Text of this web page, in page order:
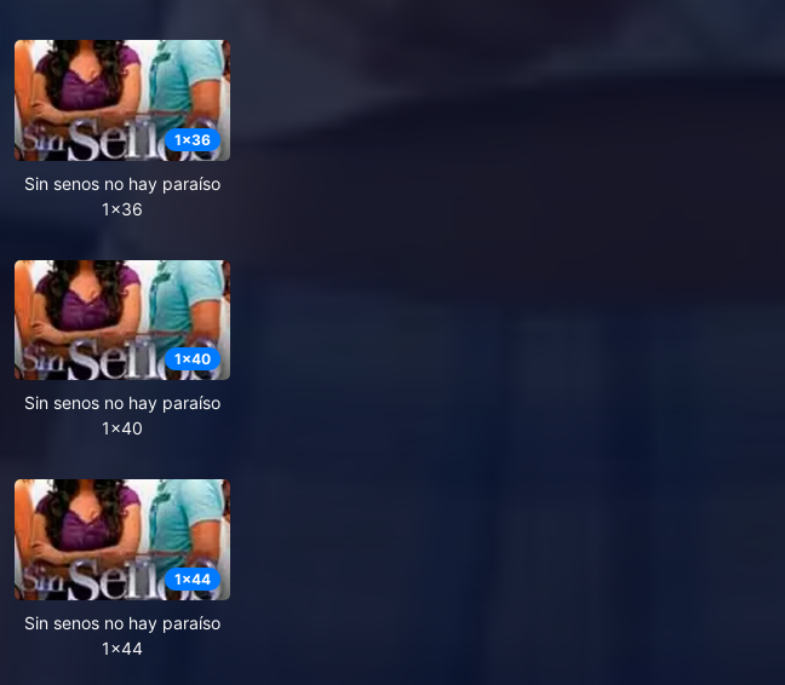
1x36
Sin senos no hay paraíso
1x36
1x40
Sin senos no hay paraíso
1x40
1x44
Sin senos no hay paraíso
1x44